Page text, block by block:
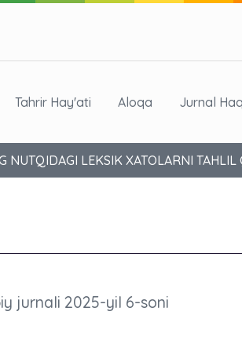
Tahrir Hay'ati Aloqa Jurnal
LEKSIK XATOLARNI TAHLIL
jurnali 2025-yil 6-soni